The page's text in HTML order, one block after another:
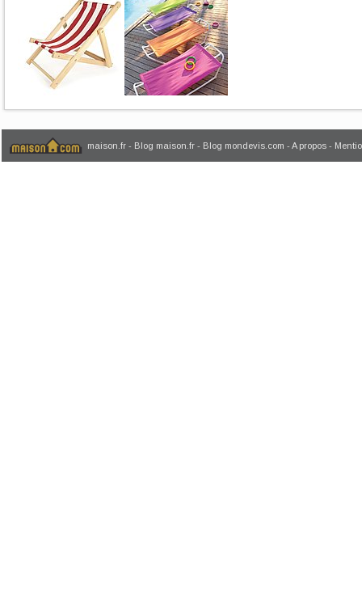
maison.fr - Blog maison.fr - Blog mondevis.com - A propos -